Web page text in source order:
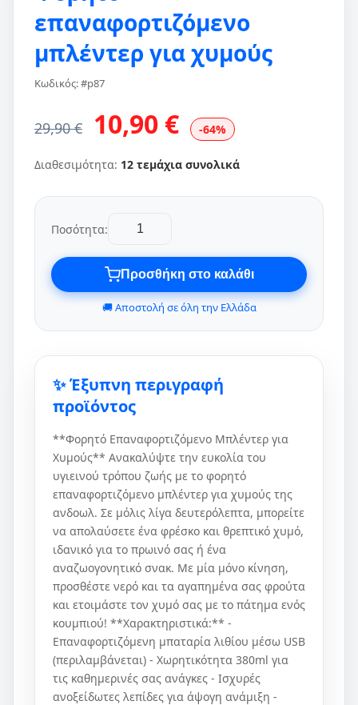
επαναφορτιζόμενο
μπλέντερ για χυμούς
Κωδικός: #p87
29,90 € 10,90 € -64%
Διαθεσιμότητα: 12 τεμάχια συνολικά
Ποσότητα:
Προσθήκη στο καλάθι
🚚 Αποστολή σε όλη την Ελλάδα
✨ Έξυπνη περιγραφή
προϊόντος
**Φορητό Επαναφορτιζόμενο Μπλέντερ για
Χυμούς** Ανακαλύψτε την ευκολία του
υγιεινού τρόπου ζωής με το φορητό
επαναφορτιζόμενο μπλέντερ για χυμούς της
ανδοωλ. Σε μόλις λίγα δευτερόλεπτα, μπορείτε
να απολαύσετε ένα φρέσκο και θρεπτικό χυμό,
ιδανικό για το πρωινό σας ή ένα
αναζωογονητικό σνακ. Με μία μόνο κίνηση,
προσθέστε νερό και τα αγαπημένα σας φρούτα
και ετοιμάστε τον χυμό σας με το πάτημα ενός
κουμπιού! **Χαρακτηριστικά:** -
Επαναφορτιζόμενη μπαταρία λιθίου μέσω USB
(περιλαμβάνεται) - Χωρητικότητα 380ml για
τις καθημερινές σας ανάγκες - Ισχυρές
ανοξείδωτες λεπίδες για άψογη ανάμιξη -